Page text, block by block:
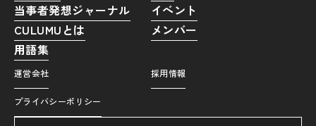
当事者発想ジャーナル
イベント
CULUMUとは
メンバー
用語集
運営会社 採用情報
プライバシーポリシー